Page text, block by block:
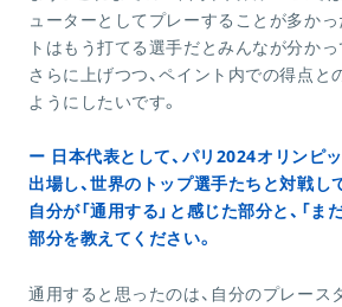
ューターとしてプレーすることが多かっ
トはもう打てる選手だとみんなが分かっ
さらに上げつつ、ペイント内での得点と
ようにしたいです。
ー 日本代表として、パリ2024オリンピ
出場し、世界のトップ選手たちと対戦し
自分が「通用する」と感じた部分と、「ま
部分を教えてください。
通用すると思ったのは、自分のプレース